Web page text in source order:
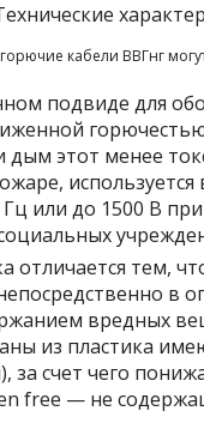
кабели ВВГнг
подвиде для
дым этот менее
Гц или до 1500 В
отличается тем,
в
вредных
из пластика
за счет чего
free — не